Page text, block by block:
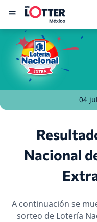
04
Nacional
A continuación se
sorteo de Lotería